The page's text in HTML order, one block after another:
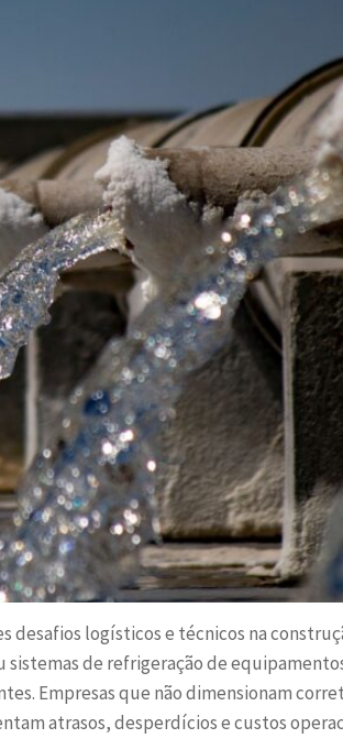
logísticos e técnicos na
de refrigeração de
Empresas que não dimensionam
atrasos, desperdícios e custos